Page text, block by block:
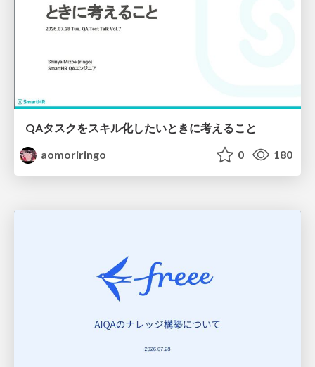
QAタスクをスキル化したいときに考えること
aomoriringo
0 180